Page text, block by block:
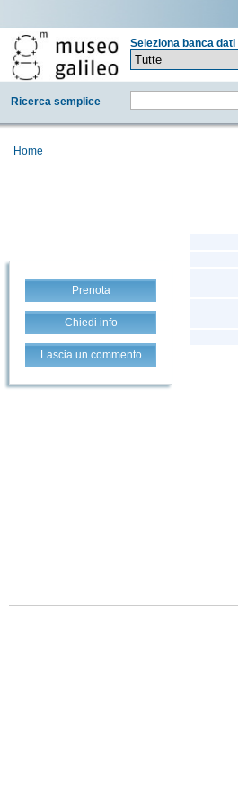
Seleziona banca dati
Ricerca semplice
Home
Prenota
Chiedi info
Lascia un commento